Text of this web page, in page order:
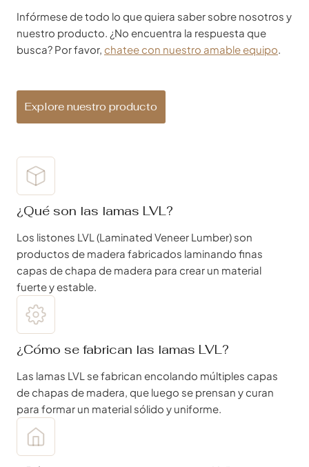
Infórmese de todo lo que quiera saber sobre nosotros y
nuestro producto. ¿No encuentra la respuesta que
busca? Por favor, chatee con nuestro amable equipo.
Explore nuestro producto
¿Qué son las lamas LVL?
Los listones LVL (Laminated Veneer Lumber) son
productos de madera fabricados laminando finas
capas de chapa de madera para crear un material
fuerte y estable.
¿Cómo se fabrican las lamas LVL?
Las lamas LVL se fabrican encolando múltiples capas
de chapas de madera, que luego se prensan y curan
para formar un material sólido y uniforme.